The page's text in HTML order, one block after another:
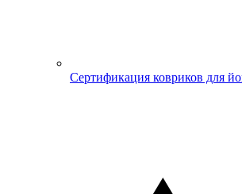
Сертификация ковриков для